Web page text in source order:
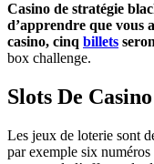
Casino de stratégie
d’apprendre que vous
casino, cinq billets
box challenge.
Slots De
Les jeux de loterie sont
par exemple six